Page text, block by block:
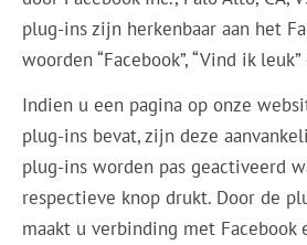
plug-ins zijn herkenbaar aan het
woorden “Facebook”, “Vind ik leuk”
Indien u een pagina op onze
plug-ins bevat, zijn deze
plug-ins worden pas geactiveerd
respectieve knop drukt. Door de
maakt u verbinding met Facebook